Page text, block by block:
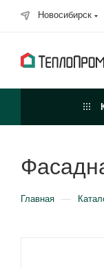
Новосибирск
Главная —